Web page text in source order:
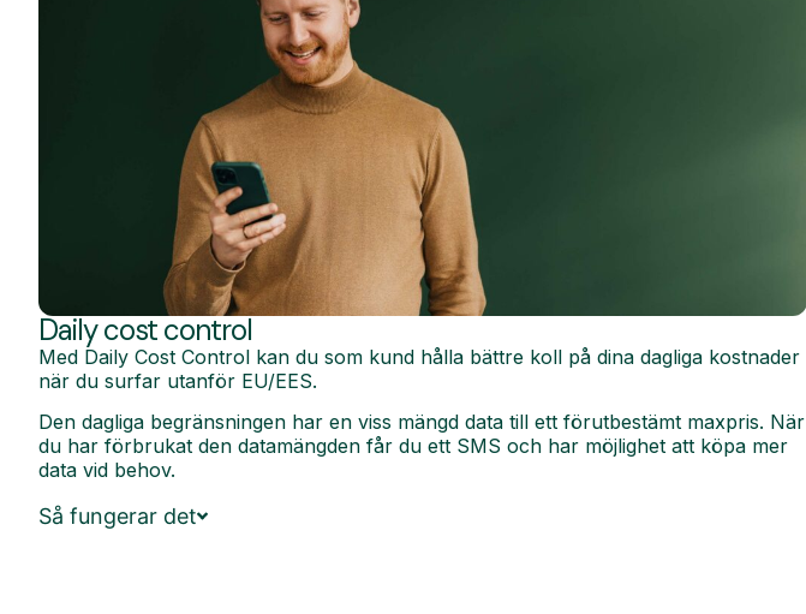
Daily cost control
Med Daily Cost Control kan du som kund hålla bättre koll på dina dagliga kostnader
när du surfar utanför EU/EES.
Den dagliga begränsningen har en viss mängd data till ett förutbestämt maxpris. När
du har förbrukat den datamängden får du ett SMS och har möjlighet att köpa mer
data vid behov.
Så fungerar det